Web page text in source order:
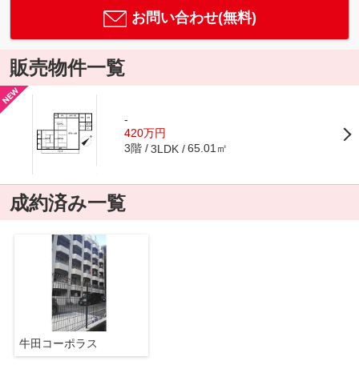
お問い合わせ(無料)
販売物件一覧
-
420万円
3階 3LDK 65.01㎡
成約済み一覧
牛田コーポラス